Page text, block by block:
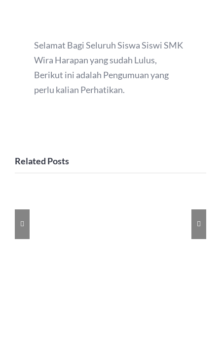
Selamat Bagi Seluruh Siswa Siswi SMK
Wira Harapan yang sudah Lulus,
Berikut ini adalah Pengumuan yang
perlu kalian Perhatikan.
Related Posts